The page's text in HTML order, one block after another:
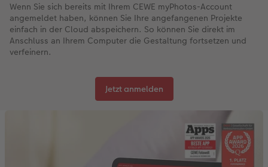
Wenn Sie sich bereits mit Ihrem CEWE myPhotos-Account
angemeldet haben, können Sie Ihre angefangenen Projekte
einfach in der Cloud abspeichern. So können Sie direkt im
Anschluss an Ihrem Computer die Gestaltung fortsetzen und
verfeinern.
Jetzt anmelden